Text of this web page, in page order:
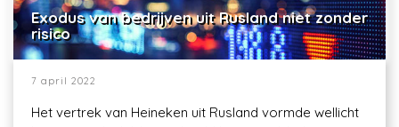
Exodus van bedrijven uit Rusland niet zonder
risico
7 april 2022
Het vertrek van Heineken uit Rusland vormde wellicht